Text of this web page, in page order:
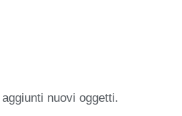
nuovi oggetti.